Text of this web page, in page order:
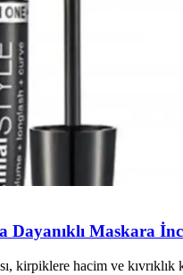
Maskara
kirpiklere hacim ve